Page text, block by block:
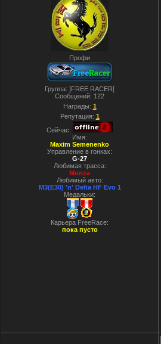
Профи
Группа: ]FREE RACER[
Сообщений: 122
Награды: 1
Репутация: 1
Сейчас:
Имя:
Maxim Semenenko
Управление в гонках:
G-27
Любимая трасса:
Monza
Любимый авто:
M3(E30) 'n' Delta HF Evo 1
Медальки:
Карьера FreeRace:
пока пусто